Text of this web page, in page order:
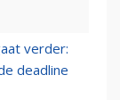
verder:
deadline